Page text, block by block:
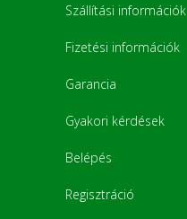
Szállítási információk
Fizetési információk
Garancia
Gyakori kérdések
Belépés
Regisztráció